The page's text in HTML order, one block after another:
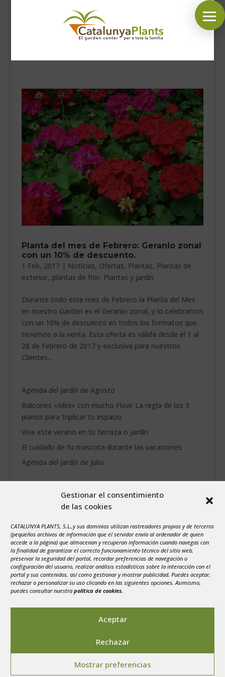
Gestionar el consentimiento
de las cookies
CATALUNYA PLANTS, S.L.,y sus dominios utilizan rastreadores propios y de terceros
(pequeños archivos de información que el servidor envía al ordenador de quien
accede a la página) que almacenan y recuperan información cuando navegas con
la finalidad de garantizar el correcto funcionamiento técnico del sitio web,
preservar la seguridad del portal, recordar preferencias de navegación o
configuración del usuario, realizar análisis estadísticos sobre la interacción con el
portal y sus contenidos, así como gestionar y mostrar publicidad. Puedes aceptar,
rechazar o personalizar su uso clicando en las siguientes opciones. Asimismo,
puedes consultar nuestra política de cookies.
Aceptar
Rechazar
Mostrar preferencias
SÍGUENOS EN:
INICIO
PLANTAS
COMPLEMENTOS JARDÍN
MASCOTAS
DECORACIÓN
HORARIO GARDEN
CONTACTAR
VEURE EN CATALÀ
Planta del mes de Febrero: Geranio zonal
con un 10% de descuento.
1 Feb, 2017| Notícias, Ofertas, Plantas, Plantas de
exterior, plantas de flor, Plantas y jardín
Durante todo este mes de Febrero la Planta del Mes
en nuestro Garden es el Geranio zonal, y lo celebramos
con un 10% de descuento en todos los formatos que
tenemos a la venta. Esta oferta es válida desde el 1 al
28 de Febrero de 2017 y exclusiva para nuestros
Clientes...
Agenda del jardín de Agosto
Balcones «Mini» con mucho Flow: La regla de los 3
planos para triplicar tu espacio
Vive este verano en tu terraza o jardín
El cuidado de tu mascota durante las vacaciones
Agenda del jardín de Julio
X J V S
3
4 5 6 7 8
9
10
11 12 13 14 15
16
17
18 19 20 21 22
23
24
25 26 27 28 29
30
31
Política de privacidad